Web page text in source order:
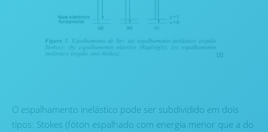
O espalhamento inelástico pode ser subdividido em dois
tipos: Stokes (fóton espalhado com energia menor que a do